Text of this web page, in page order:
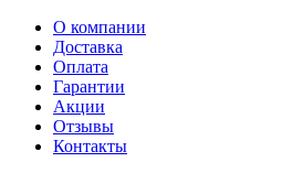
О компании
Доставка
Оплата
Гарантии
Акции
Отзывы
Контакты